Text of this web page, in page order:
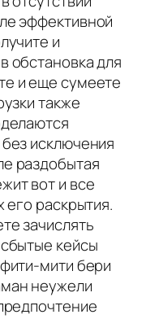
эффективной
и
обстановка для
и еще сумеете
также
исключения
раздобытая
вот и все
его раскрытия.
зачислять
кейсы
мити бери
неужели